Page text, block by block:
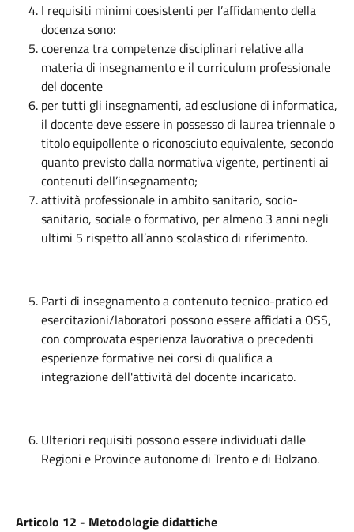
I requisiti minimi coesistenti per l’affidamento della
docenza sono:
coerenza tra competenze disciplinari relative alla
materia di insegnamento e il curriculum professionale
del docente
per tutti gli insegnamenti, ad esclusione di informatica,
il docente deve essere in possesso di laurea triennale o
titolo equipollente o riconosciuto equivalente, secondo
quanto previsto dalla normativa vigente, pertinenti ai
contenuti dell’insegnamento;
attività professionale in ambito sanitario, socio-
sanitario, sociale o formativo, per almeno 3 anni negli
ultimi 5 rispetto all’anno scolastico di riferimento.
Parti di insegnamento a contenuto tecnico-pratico ed
esercitazioni/laboratori possono essere affidati a OSS,
con comprovata esperienza lavorativa o precedenti
esperienze formative nei corsi di qualifica a
integrazione dell'attività del docente incaricato.
Ulteriori requisiti possono essere individuati dalle
Regioni e Province autonome di Trento e di Bolzano.
Articolo 12 - Metodologie didattiche